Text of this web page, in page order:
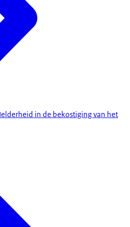
in de bekostiging van het